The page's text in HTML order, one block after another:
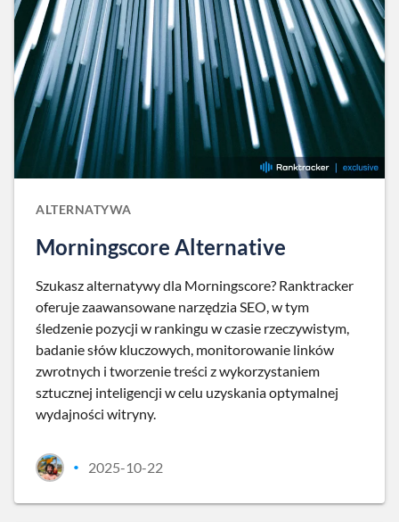
ALTERNATYWA
Morningscore Alternative
Szukasz alternatywy dla Morningscore? Ranktracker
oferuje zaawansowane narzędzia SEO, w tym
śledzenie pozycji w rankingu w czasie rzeczywistym,
badanie słów kluczowych, monitorowanie linków
zwrotnych i tworzenie treści z wykorzystaniem
sztucznej inteligencji w celu uzyskania optymalnej
wydajności witryny.
• 2025-10-22